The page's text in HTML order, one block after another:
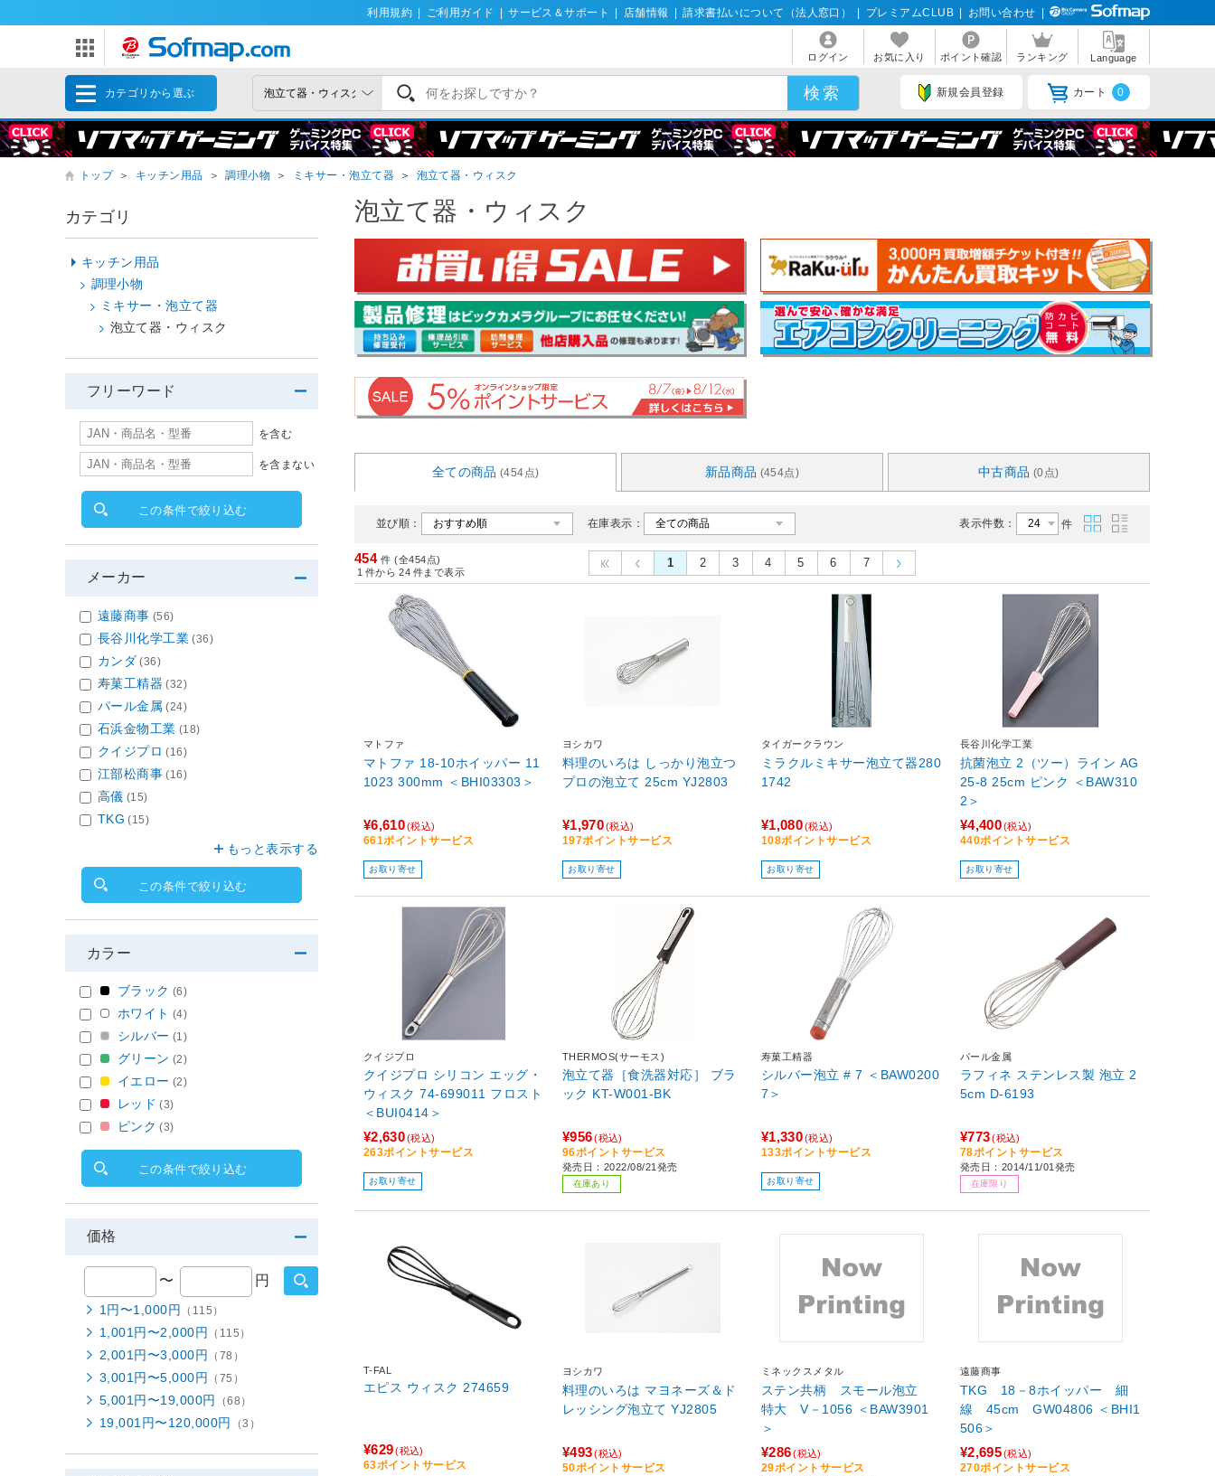
利用規約 ご利用ガイド サービス＆サポート 店舗情報 請求書払いについて（法人窓口） プレミアムCLUB お問い合わせ
ログイン お気に入り ポイント確認 ランキング Language
カテゴリから選ぶ 新規会員登録 カート 0
トップ ＞ キッチン用品 ＞ 調理小物 ＞ ミキサー・泡立て器 ＞ 泡立て器・ウィスク
泡立て器・ウィスク
全ての商品 (454点) 新品商品 (454点) 中古商品 (0点)
並び順： 在庫表示： 表示件数： 件
454 件 (全454点)
1 件から 24 件まで表示
1 2 3 4 5 6 7
マトファ
マトファ 18-10ホイッパー 11
1023 300mm ＜BHI03303＞
¥6,610(税込)
661ポイントサービス
お取り寄せ
ヨシカワ
料理のいろは しっかり泡立つ
プロの泡立て 25cm YJ2803
¥1,970(税込)
197ポイントサービス
お取り寄せ
タイガークラウン
ミラクルミキサー泡立て器280
1742
¥1,080(税込)
108ポイントサービス
お取り寄せ
長谷川化学工業
抗菌泡立 2（ツー）ライン AG
25-8 25cm ピンク ＜BAW310
2＞
¥4,400(税込)
440ポイントサービス
お取り寄せ
クイジプロ
クイジプロ シリコン エッグ・
ウィスク 74-699011 フロスト
＜BUI0414＞
¥2,630(税込)
263ポイントサービス
お取り寄せ
THERMOS(サーモス)
泡立て器［食洗器対応］ ブラ
ック KT-W001-BK
¥956 (税込)
96ポイントサービス
発売日：2022/08/21発売
在庫あり
寿菓工精器
シルバー泡立 # 7 ＜BAW0200
7＞
¥1,330(税込)
133ポイントサービス
お取り寄せ
パール金属
ラフィネ ステンレス製 泡立 2
5cm D-6193
¥773 (税込)
78ポイントサービス
発売日：2014/11/01発売
在庫限り
T-FAL
エピス ウィスク 274659
¥629 (税込)
63ポイントサービス
ヨシカワ
料理のいろは マヨネーズ＆ド
レッシング泡立て YJ2805
¥493 (税込)
50ポイントサービス
ミネックスメタル
ステン共柄 スモール泡立
特大 V－1056 ＜BAW3901
＞
¥286 (税込)
29ポイントサービス
遠藤商事
TKG 18－8ホイッパー 細
線 45cm GW04806 ＜BHI1
506＞
¥2,695(税込)
270ポイントサービス
カテゴリ
キッチン用品
調理小物
ミキサー・泡立て器
泡立て器・ウィスク
フリーワード
を含む
を含まない
この条件で絞り込む
メーカー
遠藤商事 (56)
長谷川化学工業 (36)
カンダ (36)
寿菓工精器 (32)
パール金属 (24)
石浜金物工業 (18)
クイジプロ (16)
江部松商事 (16)
高儀 (15)
TKG (15)
もっと表示する
この条件で絞り込む
カラー
ブラック (6)
ホワイト (4)
シルバー (1)
グリーン (2)
イエロー (2)
レッド (3)
ピンク (3)
この条件で絞り込む
価格
〜 円
1円〜1,000円 （115）
1,001円〜2,000円 （115）
2,001円〜3,000円 （78）
3,001円〜5,000円 （75）
5,001円〜19,000円 （68）
19,001円〜120,000円 （3）